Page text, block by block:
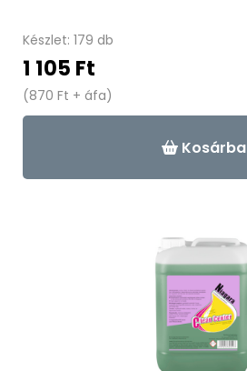
Készlet: 179 db
1 105 Ft
(870 Ft + áfa)
Kosárba